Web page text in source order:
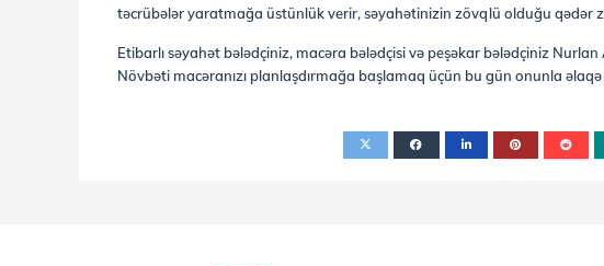
təcrübələr yaratmağa üstünlük verir, səyahətinizin zövqlü olduğu qədər
Etibarlı səyahət bələdçiniz, macəra bələdçisi və peşəkar bələdçiniz
Növbəti macəranızı planlaşdırmağa başlamaq üçün bu gün onunla əlaqə